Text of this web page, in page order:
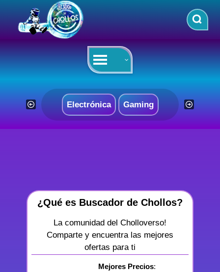
contenido
Electrónica Gaming
¿Qué es Buscador de Chollos?
La comunidad del Cholloverso!
Comparte y encuentra las mejores
ofertas para ti
Mejores Precios: